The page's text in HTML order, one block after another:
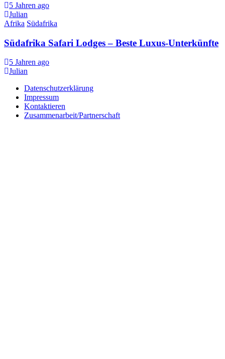
5 Jahren ago
Julian
Afrika Südafrika
Südafrika Safari Lodges – Beste Luxus-Unterkünfte
5 Jahren ago
Julian
Datenschutzerklärung
Impressum
Kontaktieren
Zusammenarbeit/Partnerschaft